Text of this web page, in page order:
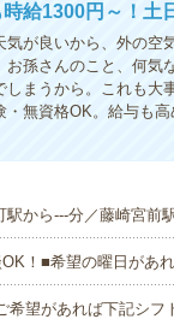
1300円～！土
気が良いから、外の
孫さんのこと、何気
まうから。これも大
無資格OK。給与も
から---分／藤崎宮前
！■希望の曜日があ
希望があれば下記シ